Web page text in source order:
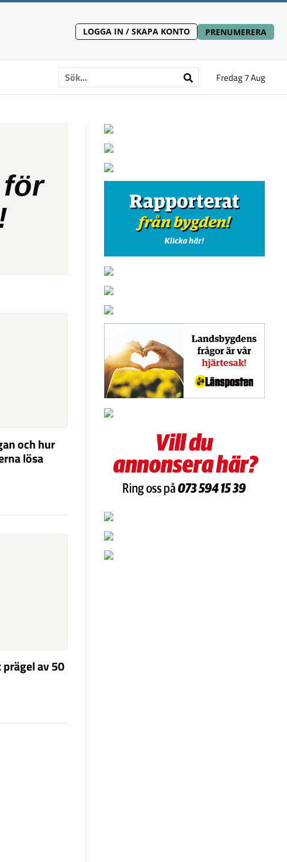
LOGGA IN / SKAPA KONTO PRENUMERERA
Fredag 7 Aug
och hur
lösa
av 50